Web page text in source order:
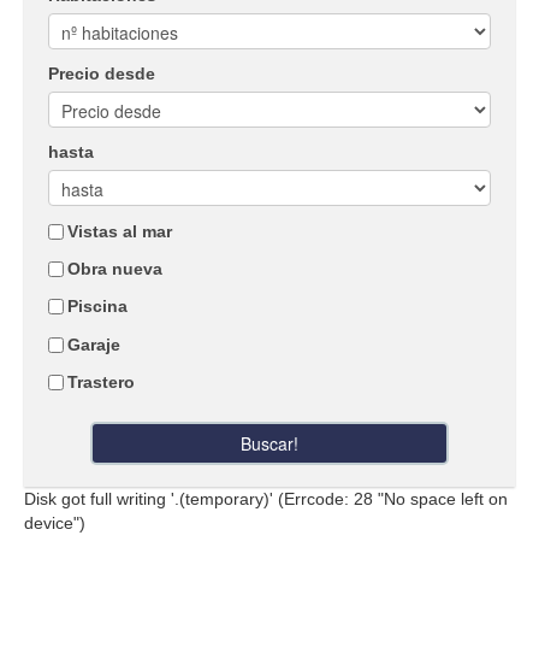
Precio desde
hasta
Vistas al mar
Obra nueva
Piscina
Garaje
Trastero
Buscar!
Disk got full writing '.(temporary)' (Errcode: 28 "No space left on
device")